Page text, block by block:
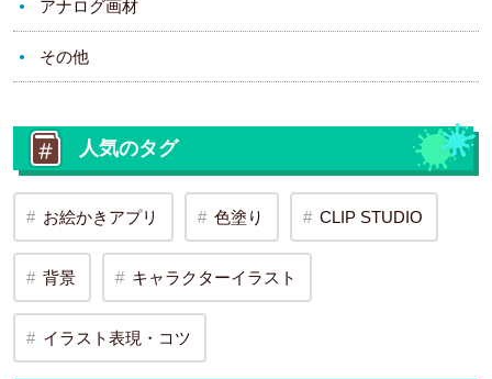
アナログ画材
その他
人気のタグ
お絵かきアプリ 色塗り CLIP STUDIO
背景 キャラクターイラスト
イラスト表現・コツ